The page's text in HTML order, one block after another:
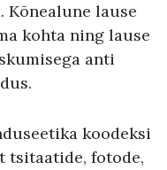
Kõnealune lause
kohta ning lause
anti
koodeksi
tsitaatide, fotode,